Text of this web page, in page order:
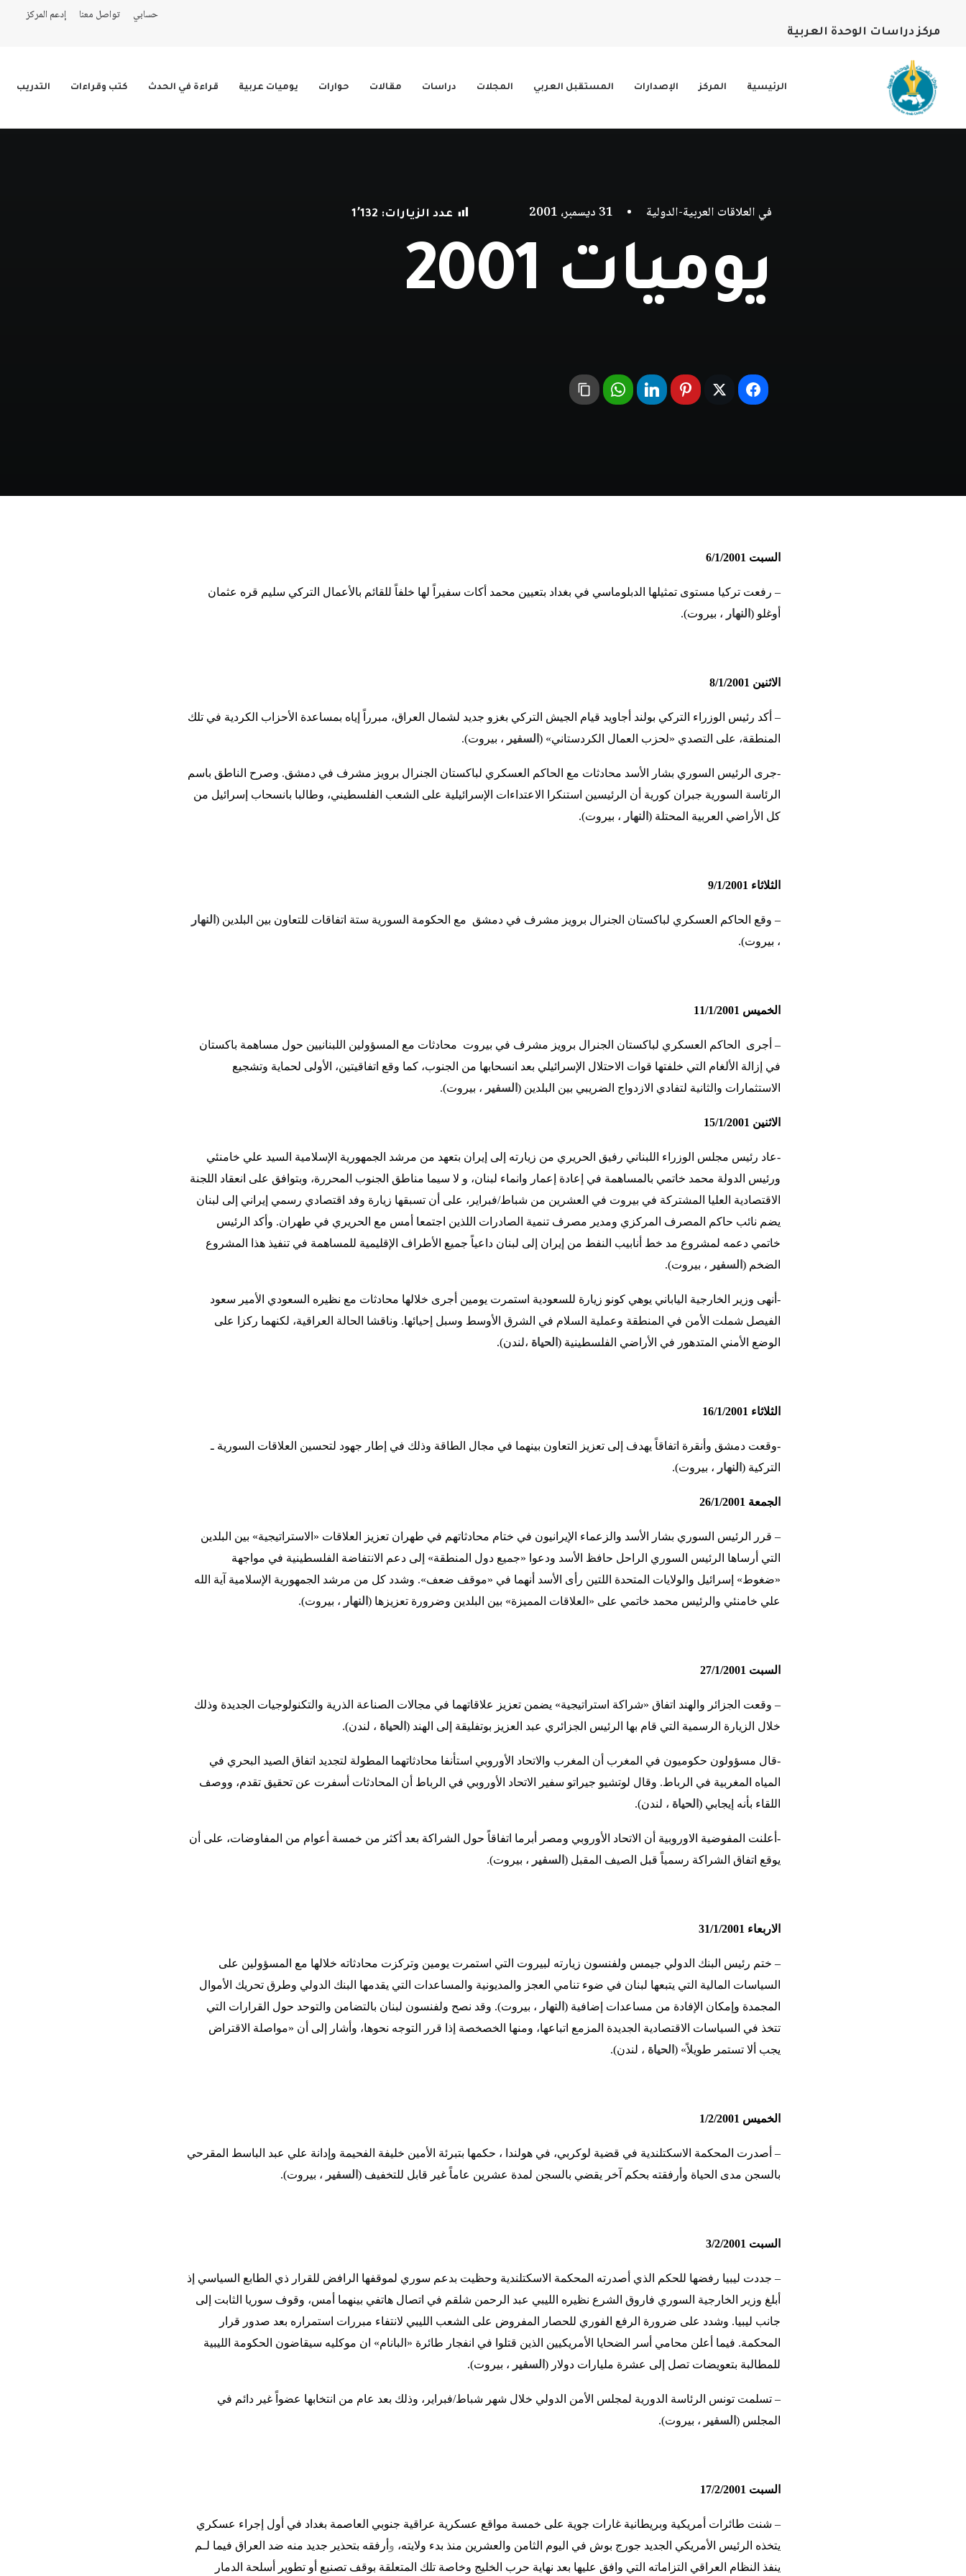
مركز دراسات الوحدة العربية
حسابي تواصل معنا إدعم المركز
الرئيسية المركز الإصدارات المستقبل العربي المجلات دراسات مقالات حوارات يوميات عربية قراءة في الحدث كتب وقراءات التدريب
في العلاقات العربية-الدولية • 31 ديسمبر، 2001 عدد الزيارات: 1٬132
يوميات 2001
السبت 6/1/2001
– رفعت تركيا مستوى تمثيلها الدبلوماسي في بغداد بتعيين محمد أكات سفيراً لها خلفاً للقائم بالأعمال التركي سليم قره عثمان
أوغلو ( النهار ، بيروت).
الاثنين 8/1/2001
– أكد رئيس الوزراء التركي بولند أجاويد قيام الجيش التركي بغزو جديد لشمال العراق، مبرراً إياه بمساعدة الأحزاب الكردية في تلك
المنطقة، على التصدي «لحزب العمال الكردستاني» ( السفير ، بيروت).
-جرى الرئيس السوري بشار الأسد محادثات مع الحاكم العسكري لباكستان الجنرال برويز مشرف في دمشق. وصرح الناطق باسم
الرئاسة السورية جبران كورية أن الرئيسين استنكرا الاعتداءات الإسرائيلية على الشعب الفلسطيني، وطالبا بانسحاب إسرائيل من
كل الأراضي العربية المحتلة ( النهار ، بيروت).
الثلاثاء 9/1/2001
– وقع الحاكم العسكري لباكستان الجنرال برويز مشرف في دمشق مع الحكومة السورية ستة اتفاقات للتعاون بين البلدين ( النهار
، بيروت).
الخميس 11/1/2001
– أجرى
الحاكم العسكري لباكستان الجنرال برويز مشرف في بيروت محادثات مع المسؤولين اللبنانيين حول مساهمة باكستان
في إزالة الألغام التي خلفتها قوات الاحتلال الإسرائيلي بعد انسحابها من الجنوب، كما وقع اتفاقيتين، الأولى لحماية وتشجيع
الاستثمارات والثانية لتفادي الازدواج الضريبي بين البلدين ( السفير ، بيروت).
الاثنين 15/1/2001
-عاد رئيس مجلس الوزراء اللبناني رفيق الحريري من زيارته إلى إيران بتعهد من مرشد الجمهورية الإسلامية السيد علي خامنئي
ورئيس الدولة محمد خاتمي بالمساهمة في إعادة إعمار وانماء لبنان، و لا سيما مناطق الجنوب المحررة، وبتوافق على انعقاد اللجنة
الاقتصادية العليا المشتركة في بيروت في العشرين من شباط/فبراير، على أن تسبقها زيارة وفد اقتصادي رسمي إيراني إلى لبنان
يضم نائب حاكم المصرف المركزي ومدير مصرف تنمية الصادرات اللذين اجتمعا أمس مع الحريري في طهران. وأكد الرئيس
خاتمي دعمه لمشروع مد خط أنابيب النفط من إيران إلى لبنان داعياً جميع الأطراف الإقليمية للمساهمة في تنفيذ هذا المشروع
الضخم ( السفير ، بيروت).
-أنهى وزير الخارجية الياباني يوهي كونو زيارة للسعودية استمرت يومين أجرى خلالها محادثات مع نظيره السعودي الأمير سعود
الفيصل شملت الأمن في المنطقة وعملية السلام في الشرق الأوسط وسبل إحيائها. وناقشا الحالة العراقية، لكنهما ركزا على
الوضع الأمني المتدهور في الأراضي الفلسطينية ( الحياة ،لندن).
الثلاثاء 16/1/2001
-وقعت دمشق وأنقرة اتفاقاً يهدف إلى تعزيز التعاون بينهما في مجال الطاقة وذلك في إطار جهود لتحسين العلاقات السورية ـ
التركية ( النهار ، بيروت).
الجمعة 26/1/2001
– قرر الرئيس السوري بشار الأسد والزعماء الإيرانيون في ختام محادثاتهم في طهران تعزيز العلاقات «الاستراتيجية» بين البلدين
التي أرساها الرئيس السوري الراحل حافظ الأسد ودعوا «جميع دول المنطقة» إلى دعم الانتفاضة الفلسطينية في مواجهة
«ضغوط» إسرائيل والولايات المتحدة اللتين رأى الأسد أنهما في «موقف ضعف». وشدد كل من مرشد الجمهورية الإسلامية آية الله
علي خامنئي والرئيس محمد خاتمي على «العلاقات المميزة» بين البلدين وضرورة تعزيزها ( النهار ، بيروت).
السبت 27/1/2001
– وقعت الجزائر والهند اتفاق «شراكة استراتيجية» يضمن تعزيز علاقاتهما في مجالات الصناعة الذرية والتكنولوجيات الجديدة وذلك
خلال الزيارة الرسمية التي قام بها الرئيس الجزائري عبد العزيز بوتفليقة إلى الهند ( الحياة ، لندن).
-قال مسؤولون حكوميون في المغرب أن المغرب والاتحاد الأوروبي استأنفا محادثاتهما المطولة لتجديد اتفاق الصيد البحري في
المياه المغربية في الرباط. وقال لوتشيو جيراتو سفير الاتحاد الأوروبي في الرباط أن المحادثات أسفرت عن تحقيق تقدم، ووصف
اللقاء بأنه إيجابي ( الحياة ، لندن).
-أعلنت المفوضية الاوروبية أن الاتحاد الأوروبي ومصر أبرما اتفاقاً حول الشراكة بعد أكثر من خمسة أعوام من المفاوضات، على أن
يوقع اتفاق الشراكة رسمياً قبل الصيف المقبل ( السفير ، بيروت).
الاربعاء 31/1/2001
– ختم رئيس البنك الدولي جيمس ولفنسون زيارته لبيروت التي استمرت يومين وتركزت محادثاته خلالها مع المسؤولين على
السياسات المالية التي يتبعها لبنان في ضوء تنامي العجز والمديونية والمساعدات التي يقدمها البنك الدولي وطرق تحريك الأموال
المجمدة وإمكان الإفادة من مساعدات إضافية ( النهار ، بيروت). وقد نصح ولفنسون لبنان بالتضامن والتوحد حول القرارات التي
تتخذ في السياسات الاقتصادية الجديدة المزمع اتباعها، ومنها الخصخصة إذا قرر التوجه نحوها، وأشار إلى أن «مواصلة الاقتراض
يجب ألا تستمر طويلاً» ( الحياة ، لندن).
الخميس 1/2/2001
– أصدرت المحكمة الاسكتلندية في قضية لوكربي، في هولندا ، حكمها بتبرئة الأمين خليفة الفحيمة وإدانة علي عبد الباسط المقرحي
بالسجن مدى الحياة وأرفقته بحكم آخر يقضي بالسجن لمدة عشرين عاماً غير قابل للتخفيف ( السفير ، بيروت).
السبت 3/2/2001
– جددت ليبيا رفضها للحكم الذي أصدرته المحكمة الاسكتلندية وحظيت بدعم سوري لموقفها الرافض للقرار ذي الطابع السياسي إذ
أبلغ وزير الخارجية السوري فاروق الشرع نظيره الليبي عبد الرحمن شلقم في اتصال هاتفي بينهما أمس، وقوف سوريا الثابت إلى
جانب ليبيا. وشدد على ضرورة الرفع الفوري للحصار المفروض على الشعب الليبي لانتفاء مبررات استمراره بعد صدور قرار
المحكمة. فيما أعلن محامي أسر الضحايا الأمريكيين الذين قتلوا في انفجار طائرة «البانام» ان موكليه سيقاضون الحكومة الليبية
للمطالبة بتعويضات تصل إلى عشرة مليارات دولار ( السفير ، بيروت).
– تسلمت تونس الرئاسة الدورية لمجلس الأمن الدولي خلال شهر شباط/فبراير، وذلك بعد عام من انتخابها عضواً غير دائم في
المجلس ( السفير ، بيروت).
السبت 17/2/2001
– شنت طائرات أمريكية وبريطانية غارات جوية على خمسة مواقع عسكرية عراقية جنوبي العاصمة بغداد في أول إجراء عسكري
يتخذه الرئيس الأمريكي الجديد جورج بوش في اليوم الثامن والعشرين منذ بدء ولايته، و أرفقه بتحذير جديد منه ضد العراق فيما لـم
ينفذ النظام العراقي التزاماته التي وافق عليها بعد نهاية حرب الخليج وخاصة تلك المتعلقة بوقف تصنيع أو تطوير أسلحة الدمار